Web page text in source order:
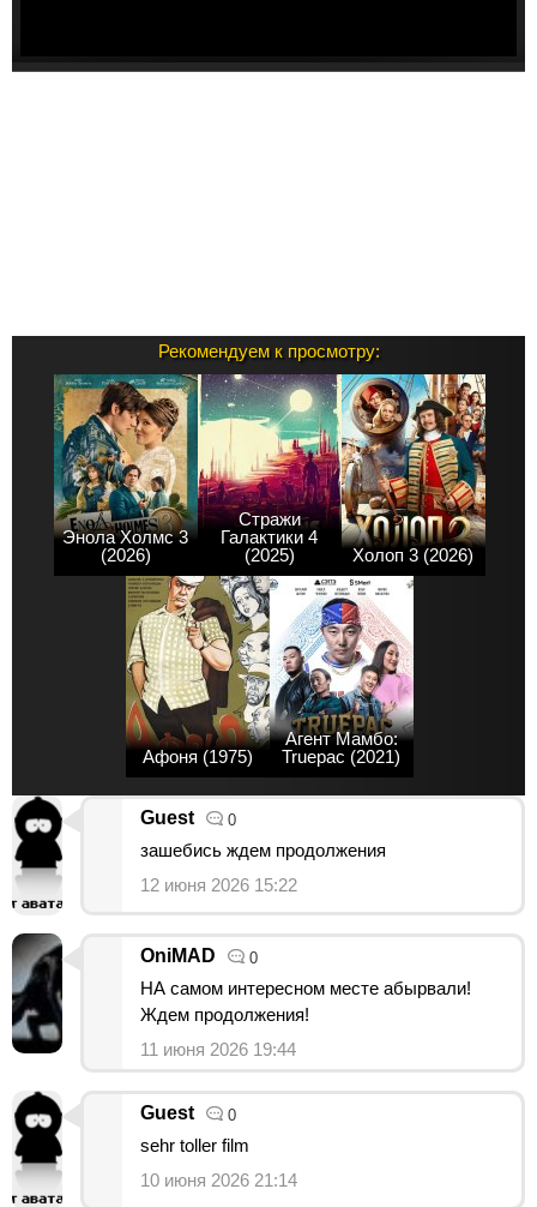
Рекомендуем к просмотру:
Энола Холмс 3
(2026)
Стражи
Галактики 4
(2025)
Холоп 3 (2026)
Афоня (1975)
Агент Мамбо:
Truepac (2021)
Guest 0
зашебись ждем продолжения
12 июня 2026 15:22
OniMAD 0
НА самом интересном месте абырвали!
Ждем продолжения!
11 июня 2026 19:44
Guest 0
sehr toller film
10 июня 2026 21:14